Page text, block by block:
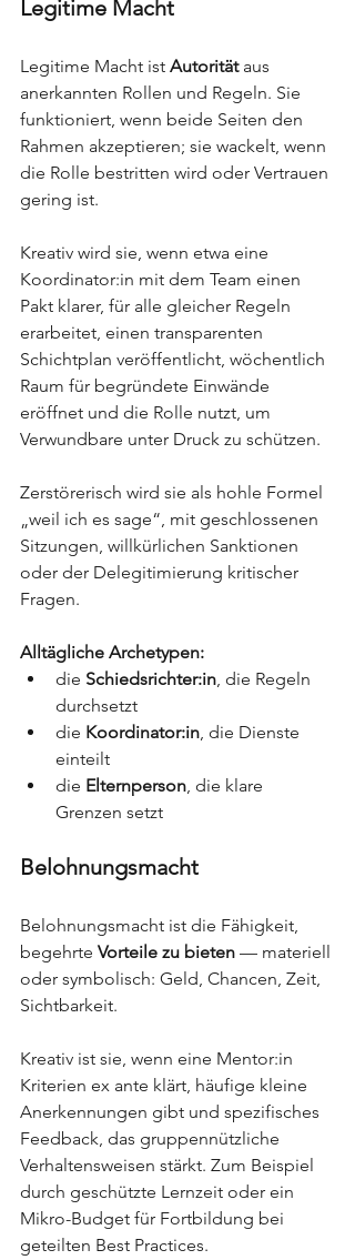
Legitime Macht
Legitime Macht ist Autorität aus
anerkannten Rollen und Regeln. Sie
funktioniert, wenn beide Seiten den
Rahmen akzeptieren; sie wackelt, wenn
die Rolle bestritten wird oder Vertrauen
gering ist.
Kreativ wird sie, wenn etwa eine
Koordinator:in mit dem Team einen
Pakt klarer, für alle gleicher Regeln
erarbeitet, einen transparenten
Schichtplan veröffentlicht, wöchentlich
Raum für begründete Einwände
eröffnet und die Rolle nutzt, um
Verwundbare unter Druck zu schützen.
Zerstörerisch wird sie als hohle Formel
„weil ich es sage“, mit geschlossenen
Sitzungen, willkürlichen Sanktionen
oder der Delegitimierung kritischer
Fragen.
Alltägliche Archetypen:
die Schiedsrichter:in, die Regeln
durchsetzt
die Koordinator:in, die Dienste
einteilt
die Elternperson, die klare
Grenzen setzt
Belohnungsmacht
Belohnungsmacht ist die Fähigkeit,
begehrte Vorteile zu bieten — materiell
oder symbolisch: Geld, Chancen, Zeit,
Sichtbarkeit.
Kreativ ist sie, wenn eine Mentor:in
Kriterien ex ante klärt, häufige kleine
Anerkennungen gibt und spezifisches
Feedback, das gruppennützliche
Verhaltensweisen stärkt. Zum Beispiel
durch geschützte Lernzeit oder ein
Mikro-Budget für Fortbildung bei
geteilten Best Practices.